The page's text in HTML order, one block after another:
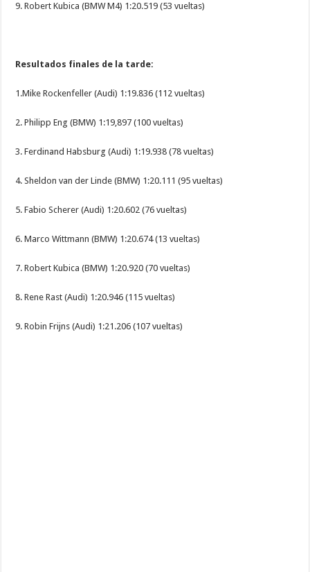
9. Robert Kubica (BMW M4) 1:20.519 (53 vueltas)
Resultados finales de la tarde:
1.Mike Rockenfeller (Audi) 1:19.836 (112 vueltas)
2. Philipp Eng (BMW) 1:19,897 (100 vueltas)
3. Ferdinand Habsburg (Audi) 1:19.938 (78 vueltas)
4. Sheldon van der Linde (BMW) 1:20.111 (95 vueltas)
5. Fabio Scherer (Audi) 1:20.602 (76 vueltas)
6. Marco Wittmann (BMW) 1:20.674 (13 vueltas)
7. Robert Kubica (BMW) 1:20.920 (70 vueltas)
8. Rene Rast (Audi) 1:20.946 (115 vueltas)
9. Robin Frijns (Audi) 1:21.206 (107 vueltas)